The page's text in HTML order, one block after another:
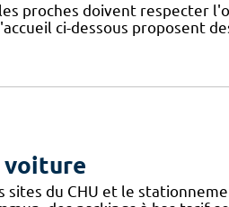
proches doivent respecter
ci-dessous proposent
voiture
du CHU et le